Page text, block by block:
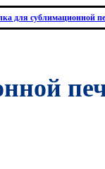
для сублимационной